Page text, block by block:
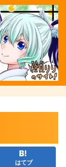
はてブ